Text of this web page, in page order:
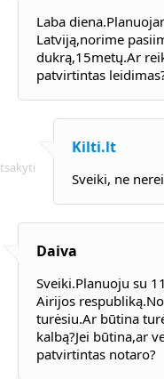
Laba
Latviją,norime
dukrą,15metų.Ar
patvirtintas
Kilti.lt
Sveiki, ne
Daiva
Sveiki.Planuoju su
Airijos
turėsiu.Ar būtina
kalbą?Jei būtina,ar
patvirtintas notaro?